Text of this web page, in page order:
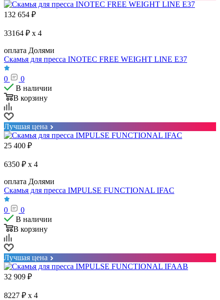
132 654 ₽
33164 ₽ x 4
оплата Долями
Скамья для пресса INOTEC FREE WEIGHT LINE E37
0
0
В наличии
В корзину
Лучшая цена
25 400 ₽
6350 ₽ x 4
оплата Долями
Скамья для пресса IMPULSE FUNCTIONAL IFAC
0
0
В наличии
В корзину
Лучшая цена
32 909 ₽
8227 ₽ x 4